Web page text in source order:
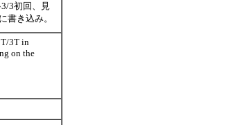
3初回、見
書き込み。
3T in
on the